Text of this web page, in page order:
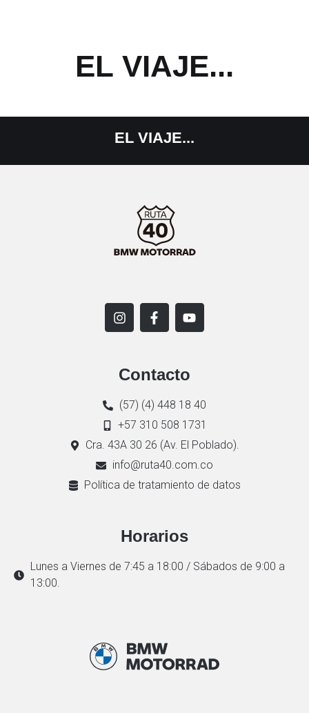
EL VIAJE...
EL VIAJE...
Contacto
(57) (4) 448 18 40
+57 310 508 1731
Cra. 43A 30 26 (Av. El Poblado).
info@ruta40.com.co
Política de tratamiento de datos
Horarios
Lunes a Viernes de 7:45 a 18:00 / Sábados de 9:00 a
13:00.